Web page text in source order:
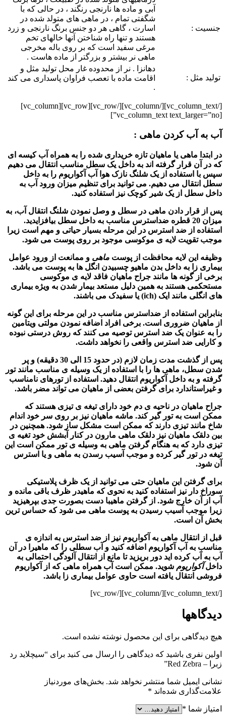
جنسیت :
آبی و ماده ها نارنجی رنگند ، در حالی که با
شگفتی تمام ، در ماهی های متولد شده در
اسارت ، گاهی هر دو جنس برنگ نارنجی و زرد
هستند و تنها راه شناختن آنها خالهای تخم
مرغی سفید است که بر روی باله مخرجی
ماهی نر بیشتر و بزرگتر از ماده هاست .
تولید مثل :
دهانزا . نر از محدوده غار محل تولید مثل و
اقامت ماده با تعصب فراوان پاسداری می کند
.
[/vc_column_text][/vc_column][/vc_row][vc_row][vc_column]
[vc_column_text text_larger=”no”]
آب به آب کردن ماهی :
در ابتدا ماهی یا ماهیان تازه خریداری شده را به همراه آب کیسه ای
که در آن قرار گرفته اند به داخل یک سطل مناسب انتقال می دهیم
سپس با استفاده از یک شلنگ نازک هوا آب آکواریوم را به داخل
سطل انتقال می دهیم. می توانید برای تنظیم میزان ورود آب به
داخل سطل از یک شیر کوچک نیز استفاده کنید.
پس از قرار دادن ماهی در سطل و وصل نمودن شلنگ انتقال آب، به
میزان 20 قطره ضداسترس مناسب به داخل سطل بیافزایدید.
استفاده از ضد استرس در این مرحله بسیار حیاتی و مهم است زیرا
موجب تقویت لایه ی موکوسی موجود بر روی پوست می شود.
وظیفه این لایه محافظت از پوست ماهی و ممانعت از ورود عوامل
بیماری زا به داخل بدن ماهیو چسبیدن انگل ها به پوست می باشد.
برخی از گونه ها مانند جراح ماهیان فاقد لایه ی موکوسی
مستحکمی هستند به همین دلیل مستعد بیمار شدن به ویژه بیماری
های انگلی مانند ایک (ich) یا سفیدک می باشند.
بنابراین استفاده از ضداسترس مناسب در این مرحله برای این گونه
از ماهیان ضروری است. برخی افراد اضافه نمودن مولتی ویتامین
را به عنوان یک ضد استرس توصیه می کنند که روش درستی نبوده
و کارایی ضد استرس واقعی را نخواهد داشت.
پس از گذشت مدت زمان لازم (در حدود 15 الی 30 دقیقه) و پر
شدن سطل، ماهی ها را با استفاده از یک وسیله ی مناسب مانند تور
گرفته و به داخل آکواریوم انتقال دهید. استفاده از تورهای نامناسب
و غیراستاندارد برای گرفتن بعضی از ماهیان می تواند مضر باشد.
جراح ماهیان در ناحیه ی دم خود دارای تیغه ی تیزی هستند که
ممکن است به تور گیر کند. ماشه ماهیان نیز بر روی سر خود اندام
شاخ مانند تیزی دارند که ممکن است مشکل ساز شود. همچنین در
بین دلقک ماهیان نیز دلقک ماهی مارون در کنار آبشش خود تغیه ی
تیزی دارد که به هنگام گرفتن ماهی به وسیله ی تور ممکن است این
تیغه در تور گیر کرده و موجب آسیب رسدن به ماهی و یا استرس
آن شود.
برای گرفتن این ماهیان حتی می توانید از یک ظرف پلاستیکی
سوراخ دار نیز استفاده کنید به نحوی که ماهیدر ظرف باقی مانده و
آب از آن خارج شود. از گرفتن ماهیبا دست بصورت جدی بپرهیزید
زیرا موجب آسیب رسیدن به پوست ماهی می شود که حساس ترین
بخش آن است.
قبل از انتقال ماهی به آکواریوم نیز از ضد استرس به اندازه ی
مناسب به آب آکواریوم اضافه کنید و آب سطلی را که ماهیرا در آن
آب به آب کرده اید دور بریزید تا مانع از انتقال آلودگی احتمالی به
داخلآکواریوم شوید. ممکن است آب همراه ماهی که از
آکواریوم
فروشی انتقال یافته است حاوی عوامل بیماری زا باشد.
[/vc_column_text][/vc_column][/vc_row]
دیدگاهها
هیچ دیدگاهی برای این محصول نوشته نشده است.
اولین نفری باشید که دیدگاهی را ارسال می کنید برای “سیچلاید رد
زبرا – Red Zebra”
نشانی ایمیل شما منتشر نخواهد شد. بخش‌های موردنیاز
علامت‌گذاری شده‌اند *
امتیاز شما *